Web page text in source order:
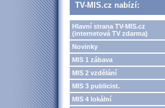
TV-MIS.cz nabízí:
Hlavní strana TV-MIS.cz
(internetová TV zdarma)
Novinky
MIS 1 zábava
MIS 2 vzdělání
MIS 3 publicist.
MIS 4 lokální